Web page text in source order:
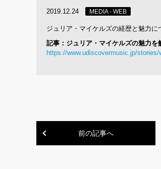
2019.12.24 MEDIA - WEB
ジュリア・マイケルズの経歴と魅力に
記事：ジュリア・マイケルズの魅力
https://www.udiscovermusic.jp/stories/
前の記事へ